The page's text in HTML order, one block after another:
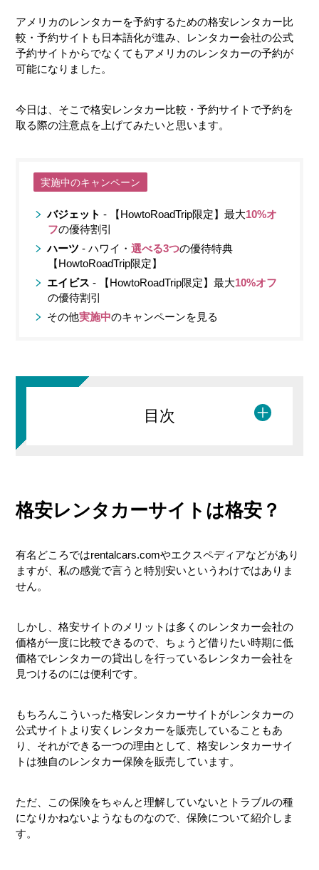
アメリカのレンタカーを予約するための格安レンタカー比
較・予約サイトも日本語化が進み、レンタカー会社の公式
予約サイトからでなくてもアメリカのレンタカーの予約が
可能になりました。
今日は、そこで格安レンタカー比較・予約サイトで予約を
取る際の注意点を上げてみたいと思います。
実施中のキャンペーン
バジェット- 【HowtoRoadTrip限定】最大10%オ
フの優待割引
ハーツ- ハワイ・選べる3つの優待特典
【HowtoRoadTrip限定】
エイビス- 【HowtoRoadTrip限定】最大10%オフ
の優待割引
その他実施中のキャンペーンを見る
目次
保険の2重払い
カスタマーサービス
格安レンタカーサイトは格安？
有名どころではrentalcars.comやエクスペディアなどがあり
ますが、私の感覚で言うと特別安いというわけではありま
せん。
しかし、格安サイトのメリットは多くのレンタカー会社の
価格が一度に比較できるので、ちょうど借りたい時期に低
価格でレンタカーの貸出しを行っているレンタカー会社を
見つけるのには便利です。
もちろんこういった格安レンタカーサイトがレンタカーの
公式サイトより安くレンタカーを販売していることもあ
り、それができる一つの理由として、格安レンタカーサイ
トは独自のレンタカー保険を販売しています。
ただ、この保険をちゃんと理解していないとトラブルの種
になりかねないようなものなので、保険について紹介しま
す。